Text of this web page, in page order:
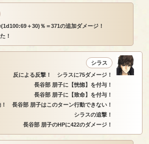
＋30)％＝371の追加ダメージ！
！
シラス
反による反撃！ シラスに75ダメージ！
長谷部 朋子に【恍惚】を付与！
長谷部 朋子に【致命】を付与！
！ 長谷部 朋子はこのターン行動できない！
シラスの追撃！
長谷部 朋子のHPに422のダメージ！